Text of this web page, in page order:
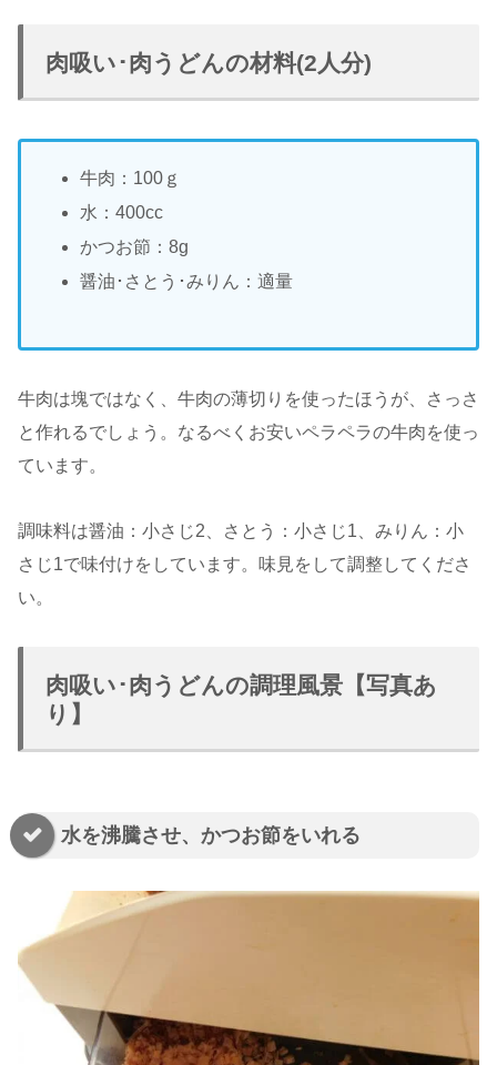
肉吸い･肉うどんの材料(2人分)
牛肉：100ｇ
水：400cc
かつお節：8g
醤油･さとう･みりん：適量
牛肉は塊ではなく、牛肉の薄切りを使ったほうが、さっさ
と作れるでしょう。なるべくお安いペラペラの牛肉を使っ
ています。
調味料は醤油：小さじ2、さとう：小さじ1、みりん：小
さじ1で味付けをしています。味見をして調整してくださ
い。
肉吸い･肉うどんの調理風景【写真あ
り】
水を沸騰させ、かつお節をいれる